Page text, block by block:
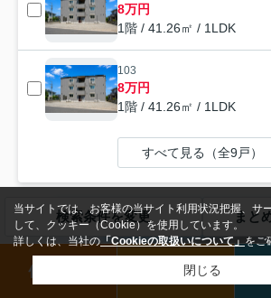
8万円
1階 / 41.26㎡ / 1LDK
103
8万円
1階 / 41.26㎡ / 1LDK
すべて見る（全9戸）
アパート検索条件を変更 まと
借りたい 買いたい
当サイトでは、お客様の当サイト利用状況把握、サ
して、クッキー（Cookie）を使用しています。
詳しくは、当社の「Cookieの取扱いについて」をご
閉じる